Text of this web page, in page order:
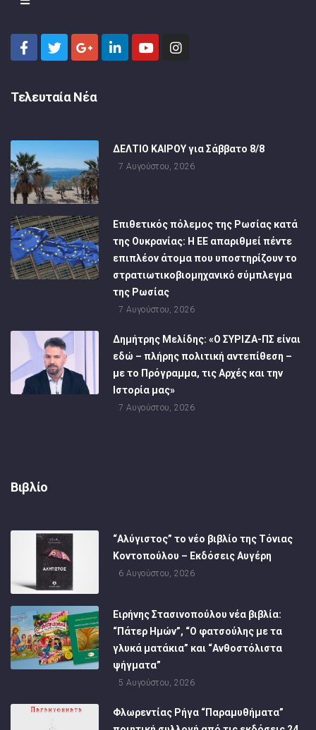
Τελευταία Νέα
ΔΕΛΤΙΟ ΚΑΙΡΟΥ για Σάββατο 8/8
7 Αυγούστου, 2026
Επιθετικός πόλεμος της Ρωσίας κατά
της Ουκρανίας: Η ΕΕ απαριθμεί πέντε
επιπλέον άτομα που υποστηρίζουν το
στρατιωτικοβιομηχανικό σύμπλεγμα
της Ρωσίας
7 Αυγούστου, 2026
Δημήτρης Μελίδης: «Ο ΣΥΡΙΖΑ-ΠΣ είναι
εδώ – πλήρης πολιτική αντεπίθεση –
με το Πρόγραμμα, τις Αρχές και την
Ιστορία μας»
7 Αυγούστου, 2026
Βιβλίο
“Αλύγιστος” το νέο βιβλίο της Τόνιας
Κοντοπούλου – Εκδόσεις Αυγέρη
6 Αυγούστου, 2026
Ειρήνης Στασινοπούλου νέα βιβλία:
“Πάτερ Ημών”, “Ο φατσούλης με τα
γλυκά ματάκια” και “Ανθοστόλιστα
ψήγματα”
5 Αυγούστου, 2026
Φλωρεντίας Ρήγα “Παραμυθήματα”